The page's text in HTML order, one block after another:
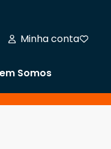
Minha conta
Somos